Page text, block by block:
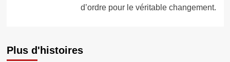
d’ordre pour le véritable changement.
Plus d'histoires